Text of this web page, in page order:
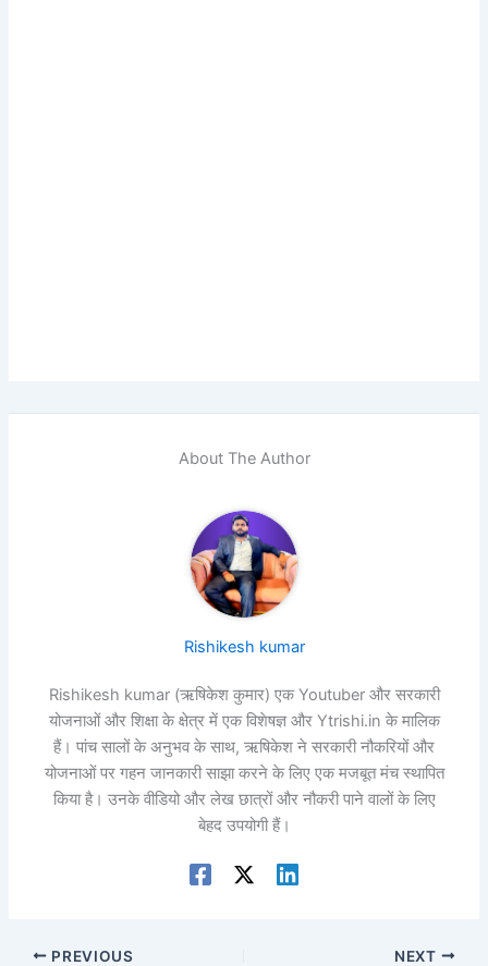
About The Author
Rishikesh kumar
Rishikesh kumar (ऋषिकेश कुमार) एक Youtuber और सरकारी
योजनाओं और शिक्षा के क्षेत्र में एक विशेषज्ञ और Ytrishi.in के मालिक
हैं। पांच सालों के अनुभव के साथ, ऋषिकेश ने सरकारी नौकरियों और
योजनाओं पर गहन जानकारी साझा करने के लिए एक मजबूत मंच स्थापित
किया है। उनके वीडियो और लेख छात्रों और नौकरी पाने वालों के लिए
बेहद उपयोगी हैं।
PREVIOUS NEXT